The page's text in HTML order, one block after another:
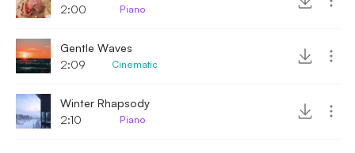
2:00
Piano
Gentle Waves
2:09
Cinematic
Winter Rhapsody
2:10
Piano